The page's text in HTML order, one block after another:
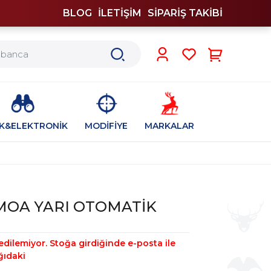
BLOG İLETİŞİM SİPARİŞ TAKİBİ
MODİFİYE MARKALAR
YARI OTOMATİK
Stoğa girdiğinde e-posta ile